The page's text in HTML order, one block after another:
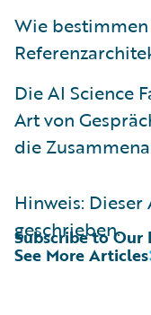
Wie
Die AI Science
Art von
die
Hinweis:
geschrieben.
See More Articles
Subscribe to Our